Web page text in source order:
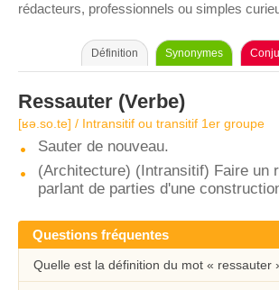
rédacteurs, professionnels ou simples
Définition Synonymes
Ressauter (Verbe)
[ʁə.so.te] / Intransitif ou transitif 1er groupe
Sauter de nouveau.
(Architecture) (Intransitif) Faire un
parlant de parties d'une
Questions fréquentes
Quelle est la définition du mot « ressauter